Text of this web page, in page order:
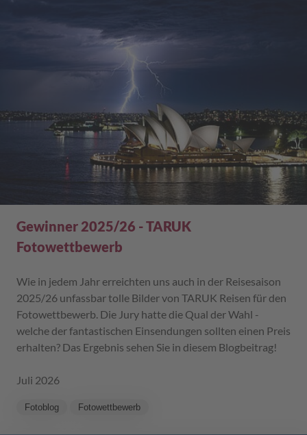
Gewinner 2025/26 - TARUK
Fotowettbewerb
Wie in jedem Jahr erreichten uns auch in der Reisesaison
2025/26 unfassbar tolle Bilder von TARUK Reisen für den
Fotowettbewerb. Die Jury hatte die Qual der Wahl -
welche der fantastischen Einsendungen sollten einen Preis
erhalten? Das Ergebnis sehen Sie in diesem Blogbeitrag!
Juli 2026
Fotoblog Fotowettbewerb